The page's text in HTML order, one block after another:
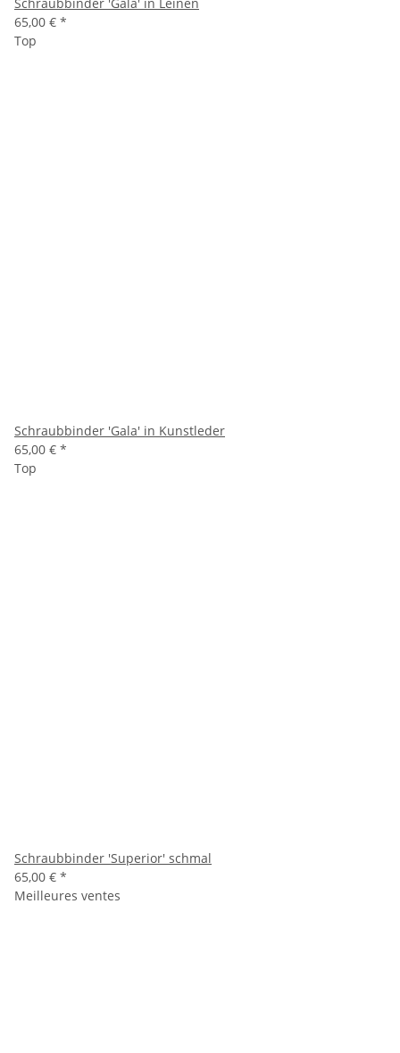
Schraubbinder 'Gala' in Leinen
65,00 € *
Top
Schraubbinder 'Gala' in Kunstleder
65,00 € *
Top
Schraubbinder 'Superior' schmal
65,00 € *
Meilleures ventes